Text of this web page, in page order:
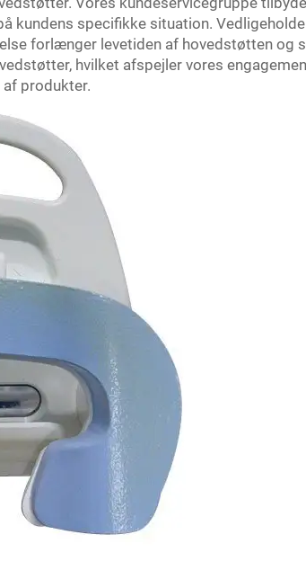
kundens specifikke situation.
forlænger levetiden af hovedstøtten og
hvilket afspejler vores
produkter.